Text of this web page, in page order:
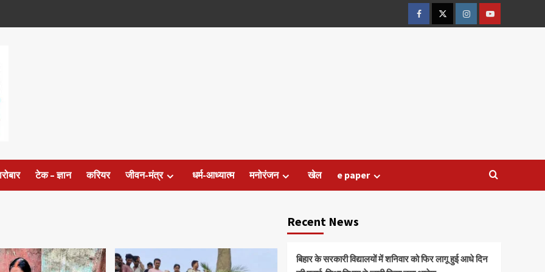
FacebookTwitterInstagramYoutube
टेक – ज्ञान करियर जीवन-मंत्र धर्म-आध्यात्म मनोरंजन खेल e paper
Recent News
बिहार के सरकारी विद्यालयों में शनिवार को फिर लागू हुई आधे दिन